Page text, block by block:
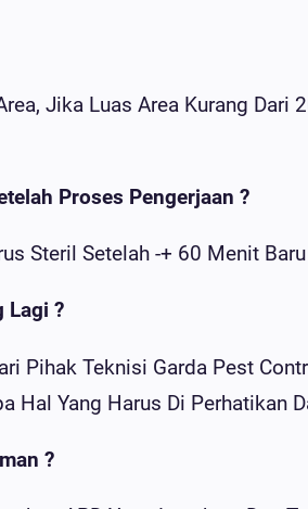
Jika Luas Area Kurang
Proses Pengerjaan ?
Steril Setelah -+ 60 Menit
Lagi ?
Pihak Teknisi Garda Pest
Hal Yang Harus Di Perhatikan
?